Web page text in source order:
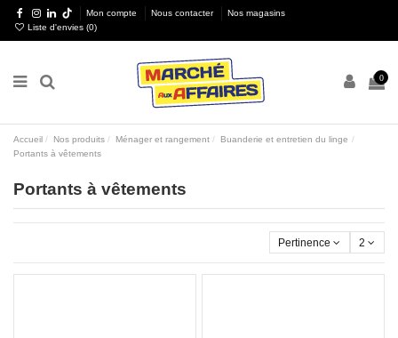
Mon compte Nous contacter
Nos magasins
Liste d'envies (0)
0
Accueil Nos produits Ménager et rangement
Buanderie et entretien du linge
Portants à vêtements
Portants à vêtements
Pertinence 2